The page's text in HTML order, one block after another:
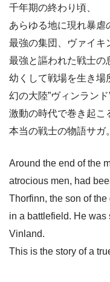
千年期の終わり頃、
あらゆる地に現れ暴虐
最強の集団、ヴァイキ
最強と謳われた戦士の
幼くして戦場を生き場
幻の大陸”ヴィンラン
激動の時代で巻き起こ
本当の戦士の物語サガ。
Around the end of the
atrocious men, had
Thorfinn, the son of
in a battlefield. He
Vinland.
This is the story of a